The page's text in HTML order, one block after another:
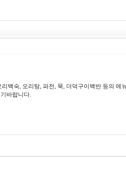
백숙, 오리탕, 파전, 묵, 더덕구이백반 등의 메
바랍니다.